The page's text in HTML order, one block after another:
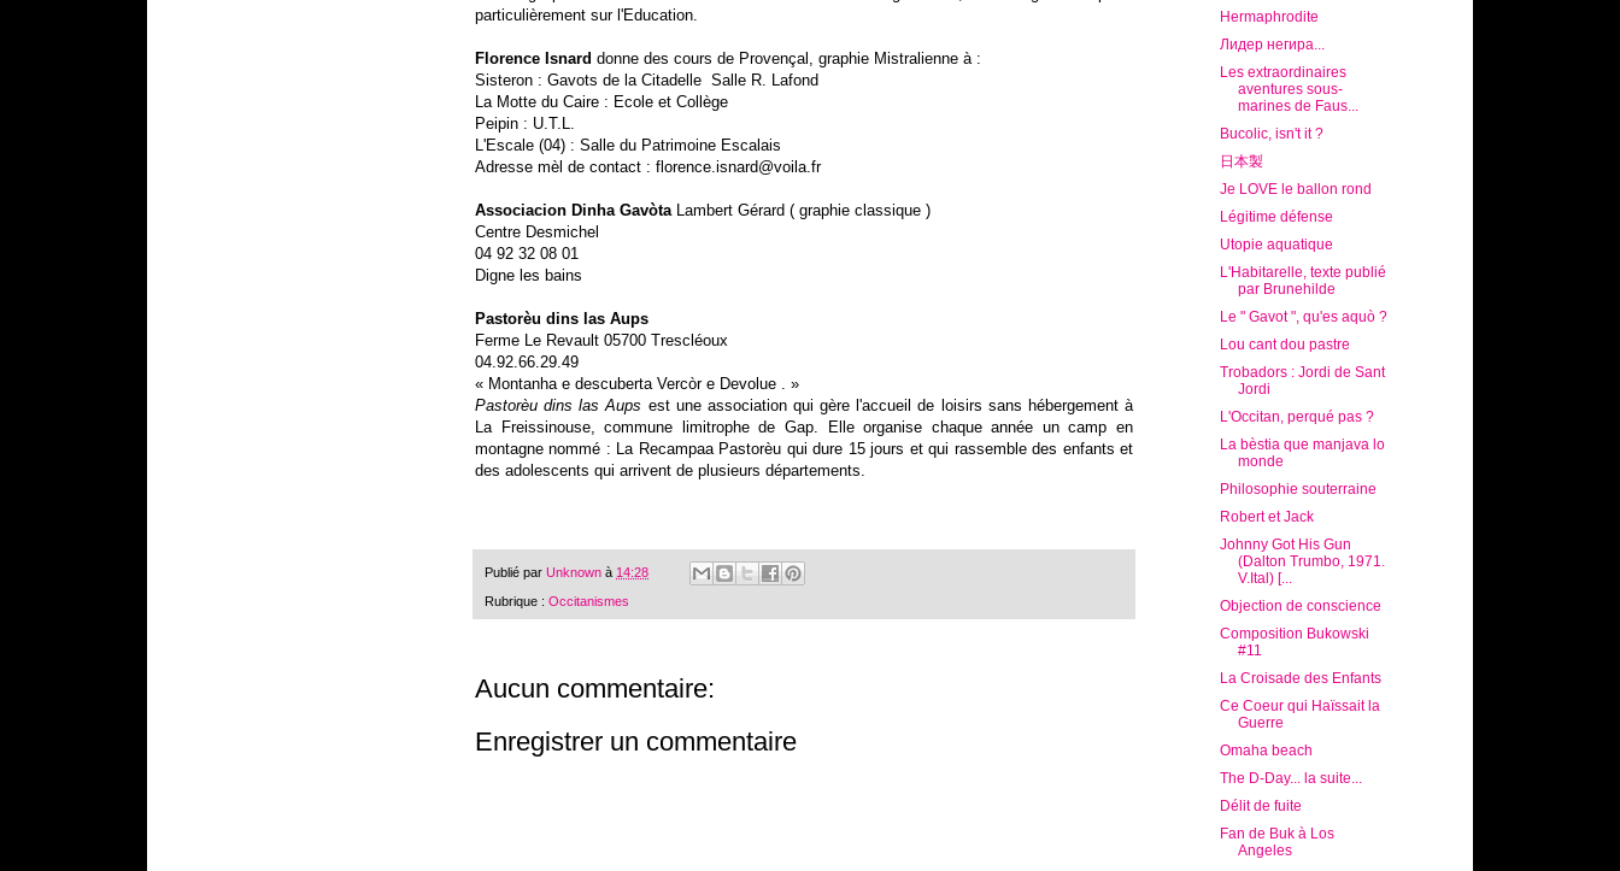
particulièrement sur l'Education.
Florence Isnard donne des cours de Provençal, graphie Mistralienne à :
Sisteron : Gavots de la Citadelle Salle R. Lafond
La Motte du Caire : Ecole et Collège
Peipin : U.T.L.
L'Escale (04) : Salle du Patrimoine Escalais
Adresse mèl de contact : florence.isnard@voila.fr
Associacion Dinha Gavòta Lambert Gérard ( graphie classique )
Centre Desmichel
04 92 32 08 01
Digne les bains
Pastorèu dins las Aups
Ferme Le Revault 05700 Trescléoux
04.92.66.29.49
« Montanha e descuberta Vercòr e Devolue . »
Pastorèu dins las Aups est une association qui gère l'accueil de loisirs sans hébergement à
La Freissinouse, commune limitrophe de Gap. Elle organise chaque année un camp en
montagne nommé : La Recampaa Pastorèu qui dure 15 jours et qui rassemble des enfants et
des adolescents qui arrivent de plusieurs départements.
Publié par Unknown à 14:28
Rubrique : Occitanismes
Aucun commentaire:
Enregistrer un commentaire
Hermaphrodite
Лидер негира...
Les extraordinaires
aventures sous-
marines de Faus...
Bucolic, isn't it ?
日本製
Je LOVE le ballon rond
Légitime défense
Utopie aquatique
L'Habitarelle, texte publié
par Brunehilde
Le " Gavot ", qu'es aquò ?
Lou cant dou pastre
Trobadors : Jordi de Sant
Jordi
L'Occitan, perqué pas ?
La bèstia que manjava lo
monde
Philosophie souterraine
Robert et Jack
Johnny Got His Gun
(Dalton Trumbo, 1971.
V.Ital) [...
Objection de conscience
Composition Bukowski
#11
La Croisade des Enfants
Ce Coeur qui Haïssait la
Guerre
Omaha beach
The D-Day... la suite...
Délit de fuite
Fan de Buk à Los
Angeles